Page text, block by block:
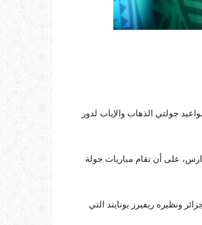
جولتي الذهاب والإياب لدور
مواعيد انطلاق منافسات جولة الذهاب والتي ستبدأ يوم السبت 31 مارس، على أن تقام مباريات جولة
ونظيره ريفيرز يونايتد التي